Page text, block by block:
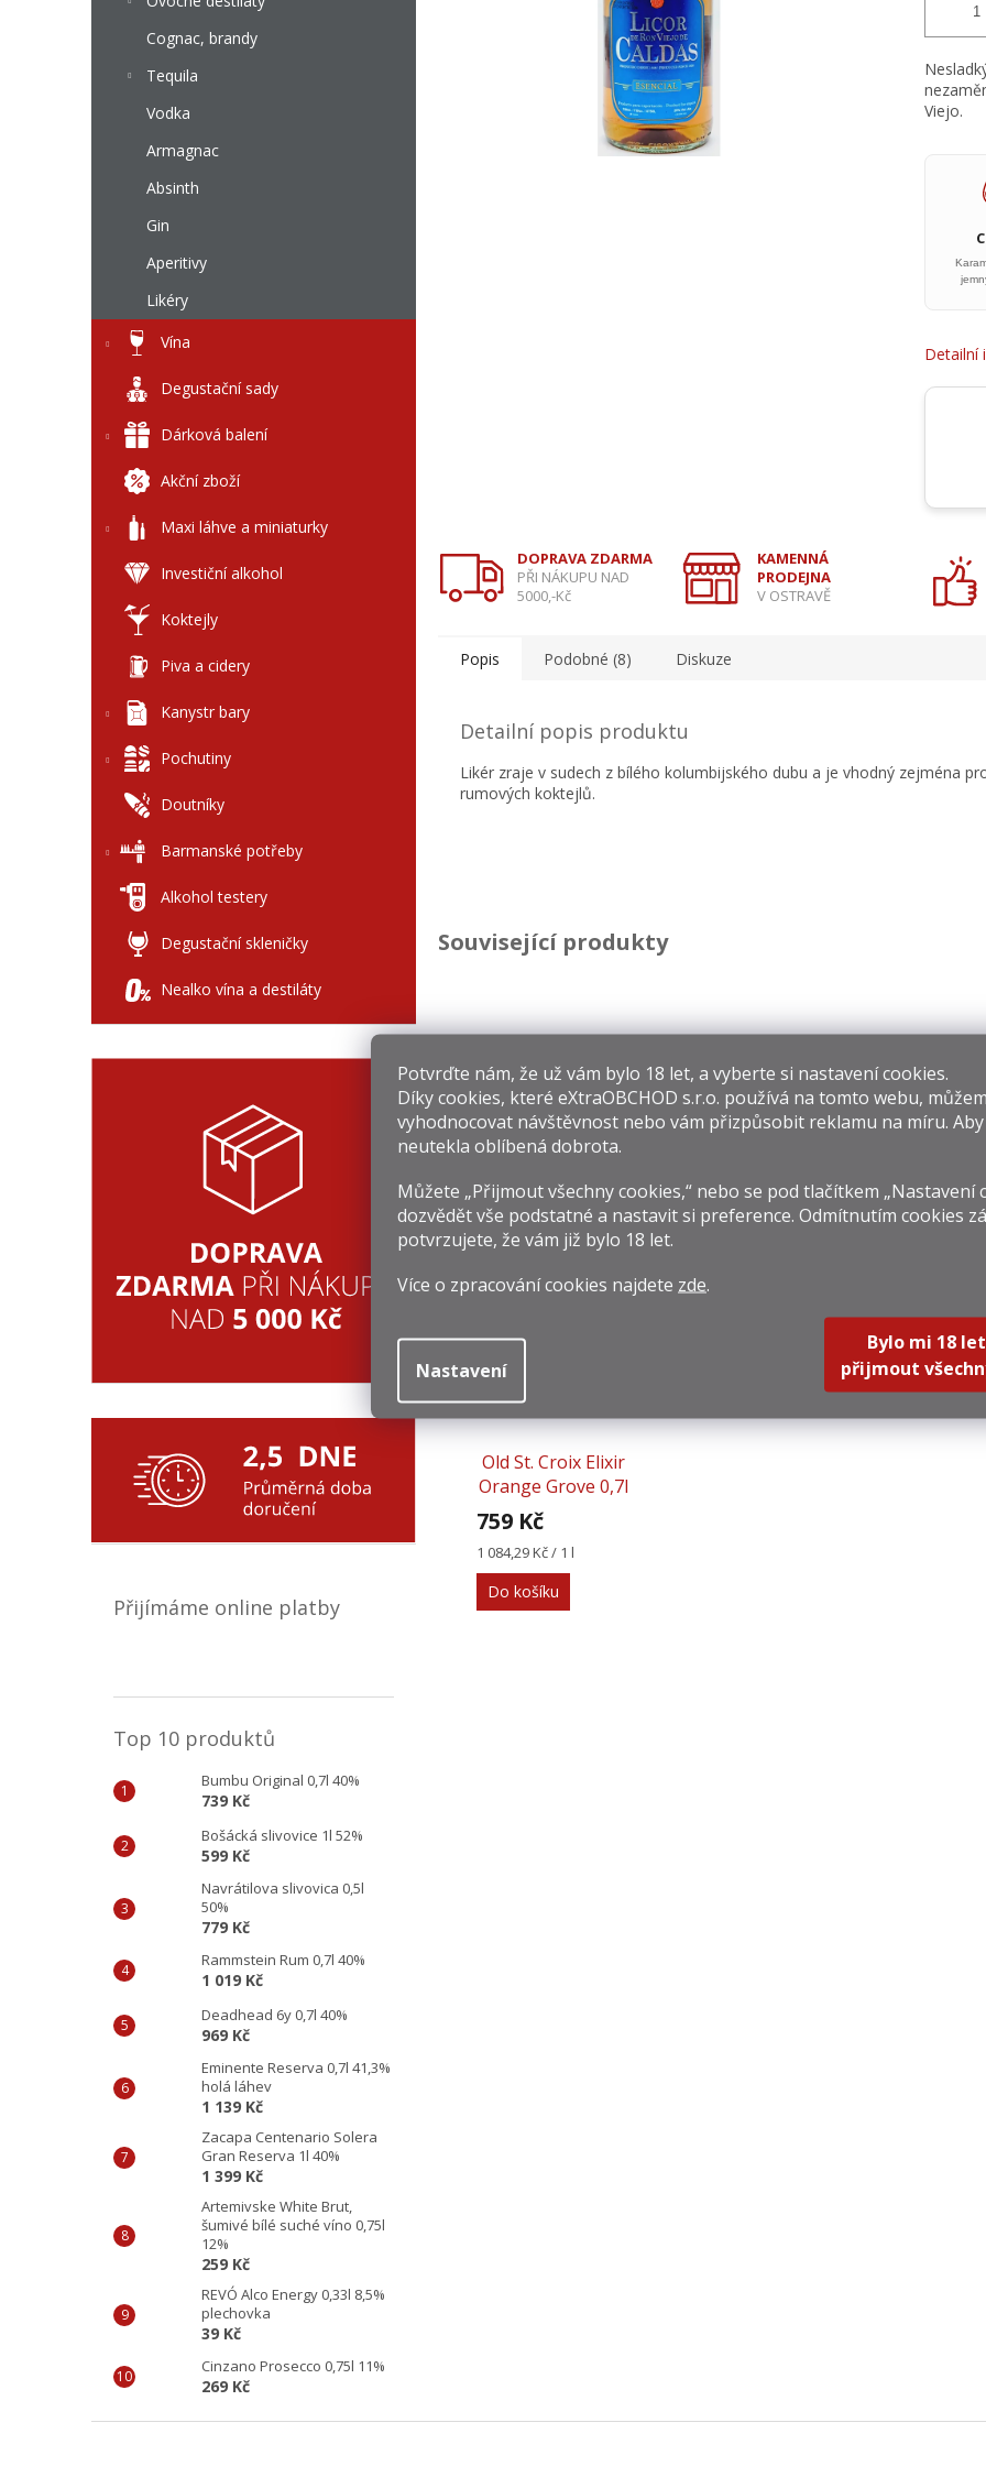
Potvrďte nám​​, že už vám bylo 18 let, a vyberte si nastavení cookies.
Díky cookies, které eXtraOBCHOD s.r.o. používá na tomto webu,
vyhodnocovat návštěvnost nebo vám přizpůsobit reklamu na míru. Aby
neutekla oblíbená dobrota.
Můžete „Přijmout všechny cookies,“ nebo se pod tlačítkem „Nastavení
dozvědět vše podstatné a nastavit si preference. Odmítnutím cookies
potvrzujete, že vám již bylo 18 let.
Více o zpracování cookies najdete zde.
Nastavení
Bylo mi 18
přijmout
Cognac, brandy
Tequila
Vodka
Armagnac
Absinth
Gin
Aperitivy
Likéry
Vína
Degustační sady
Dárková balení
Akční zboží
Maxi láhve a miniaturky
Investiční alkohol
Koktejly
Piva a cidery
Kanystr bary
Pochutiny
Doutníky
Barmanské potřeby
Alkohol testery
Degustační skleničky
Nealko vína a destiláty
Přijímáme online platby
Top 10 produktů
Bumbu Original 0,7l 40%
739 Kč
Bošácká slivovice 1l 52%
599 Kč
Navrátilova slivovica 0,5l
50%
779 Kč
Rammstein Rum 0,7l 40%
1 019 Kč
Deadhead 6y 0,7l 40%
969 Kč
Eminente Reserva 0,7l 41,3%
holá láhev
1 139 Kč
Zacapa Centenario Solera
Gran Reserva 1l 40%
1 399 Kč
Artemivske White Brut,
šumivé bílé suché víno 0,75l
12%
259 Kč
REVÓ Alco Energy 0,33l 8,5%
plechovka
39 Kč
Cinzano Prosecco 0,75l 11%
269 Kč
Viejo.
Detailní
DOPRAVA ZDARMA
PŘI NÁKUPU NAD
5000,-Kč
KAMENNÁ
PRODEJNA
V OSTRAVĚ
Popis Podobné (8) Diskuze
Detailní popis produktu
Likér zraje v sudech z bílého kolumbijského dubu a je vhodný zejména
rumových koktejlů.
Související produkty
Canerock Spiced
0,7l 40%
819 Kč
Měrná
cena:
1 170 Kč / 1 l
Do košíku
Malteco 10y 0,7l
599 Kč
Měrná
855,71 Kč / 1 l
479
Měrná
479
Old St. Croix Elixir
Orange Grove 0,7l
40%
759 Kč
Měrná
cena:
1 084,29 Kč / 1 l
Do košíku